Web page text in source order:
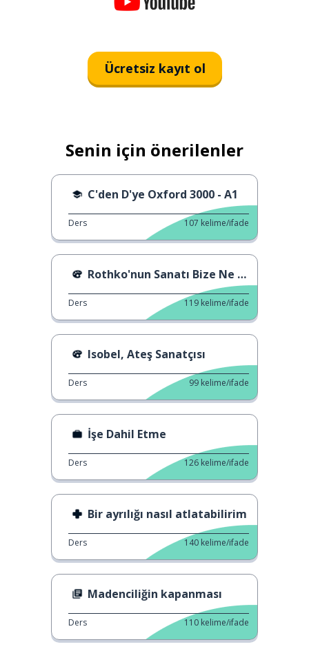
Ücretsiz kayıt ol
Senin için önerilenler
C'den D'ye Oxford 3000 - A1
Ders 107 kelime/ifade
Rothko'nun Sanatı Bize Ne Öğretir?
Ders 119 kelime/ifade
Isobel, Ateş Sanatçısı
Ders 99 kelime/ifade
İşe Dahil Etme
Ders 126 kelime/ifade
Bir ayrılığı nasıl atlatabilirim
Ders 140 kelime/ifade
Madenciliğin kapanması
Ders 110 kelime/ifade